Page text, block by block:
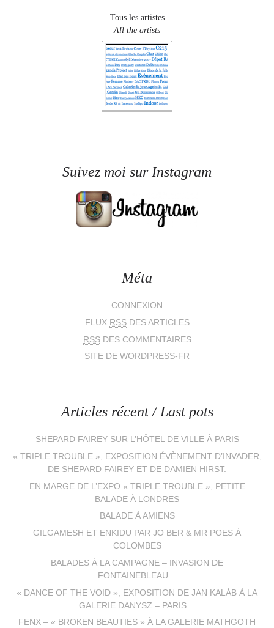
Tous les artistes
All the artists
Suivez moi sur Instagram
Méta
CONNEXION
FLUX RSSDES ARTICLES
RSSDES COMMENTAIRES
SITE DE WORDPRESS-FR
Articles récent / Last pots
SHEPARD FAIREY SUR L’HÔTEL DE VILLE À PARIS
« TRIPLE TROUBLE », EXPOSITION ÉVÈNEMENT D’INVADER,
DE SHEPARD FAIREY ET DE DAMIEN HIRST.
EN MARGE DE L’EXPO « TRIPLE TROUBLE », PETITE
BALADE À LONDRES
BALADE À AMIENS
GILGAMESH ET ENKIDU PAR JO BER & MR POES À
COLOMBES
BALADES À LA CAMPAGNE – INVASION DE
FONTAINEBLEAU…
« DANCE OF THE VOID », EXPOSITION DE JAN KALÁB À LA
GALERIE DANYSZ – PARIS…
FENX – « BROKEN BEAUTIES » À LA GALERIE MATHGOTH